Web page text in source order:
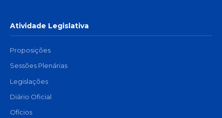
Atividade Legislativa
Proposições
Sessões Plenárias
Legislações
Diário Oficial
Ofícios